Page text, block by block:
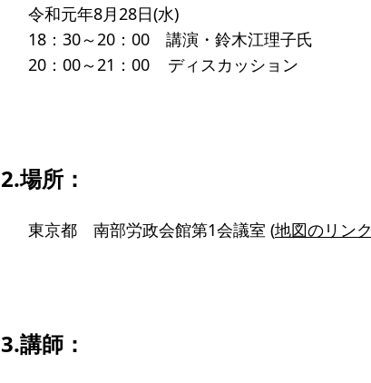
令和元年8月28日(水)
18：30～20：00 講演・鈴木江理子氏
20：00～21：00 ディスカッション
2.場所：
東京都 南部労政会館第1会議室 (地図のリンク
3.講師：